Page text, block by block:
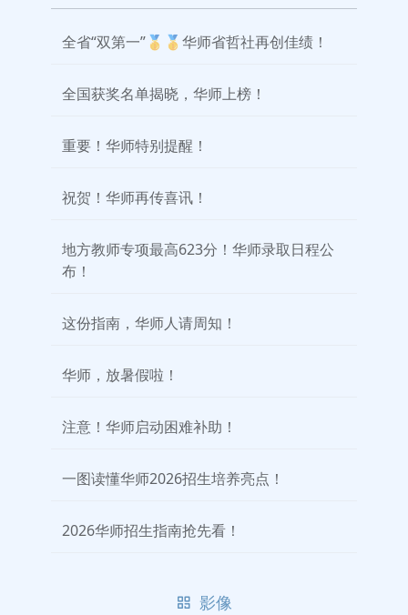
全省“双第一”🥇🥇华师省哲社再创佳绩！
全国获奖名单揭晓，华师上榜！
重要！华师特别提醒！
祝贺！华师再传喜讯！
地方教师专项最高623分！华师录取日程公
布！
这份指南，华师人请周知！
华师，放暑假啦！
注意！华师启动困难补助！
一图读懂华师2026招生培养亮点！
2026华师招生指南抢先看！
影像